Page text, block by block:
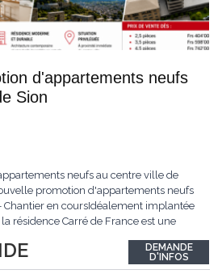
d'appartements neufs
Sion
neufs au centre ville de
promotion d'appartements neufs
Chantier en coursIdéalement implantée
résidence Carré de France est une
vie et emplacement privilégié.Ce
38...
DEMANDE
D'INFOS